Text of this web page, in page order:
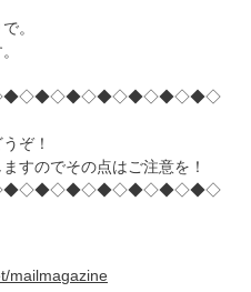
。
ぞ！
すのでその点はご注意を！
mailmagazine